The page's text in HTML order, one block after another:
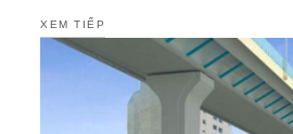
XEM TIẾP